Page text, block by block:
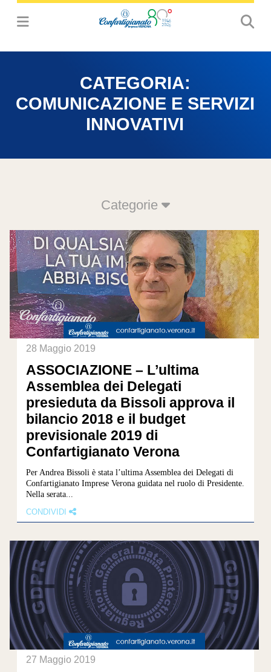
CATEGORIA:
COMUNICAZIONE E SERVIZI
INNOVATIVI
Categorie
28 Maggio 2019
ASSOCIAZIONE – L’ultima
Assemblea dei Delegati
presieduta da Bissoli approva il
bilancio 2018 e il budget
previsionale 2019 di
Confartigianato Verona
Per Andrea Bissoli è stata l’ultima Assemblea dei Delegati di
Confartigianato Imprese Verona guidata nel ruolo di Presidente.
Nella serata...
CONDIVIDI
27 Maggio 2019